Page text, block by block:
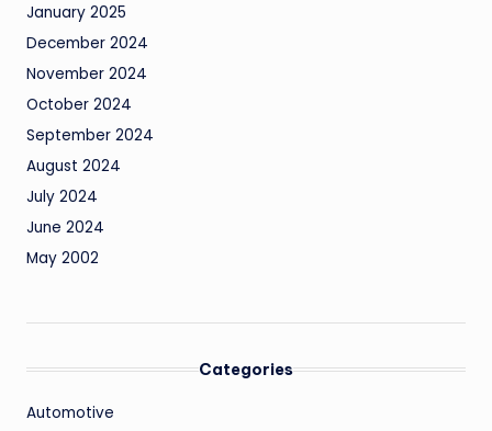
January 2025
December 2024
November 2024
October 2024
September 2024
August 2024
July 2024
June 2024
May 2002
Categories
Automotive